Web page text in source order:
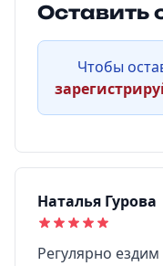
Оставить
Чтобы
Наталья Гурова
Регулярно